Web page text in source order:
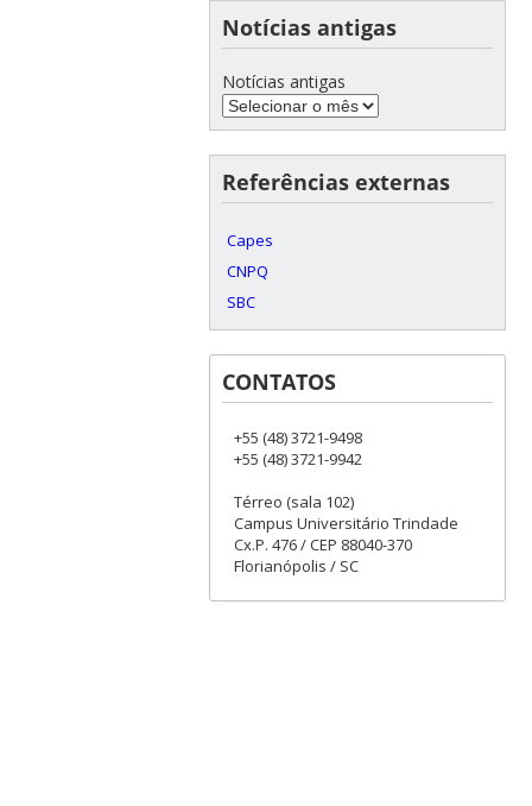
Notícias antigas
Notícias antigas
Referências externas
Capes
CNPQ
SBC
CONTATOS
+55 (48) 3721-9498
+55 (48) 3721-9942
Térreo (sala 102)
Campus Universitário Trindade
Cx.P. 476 / CEP 88040-370
Florianópolis / SC